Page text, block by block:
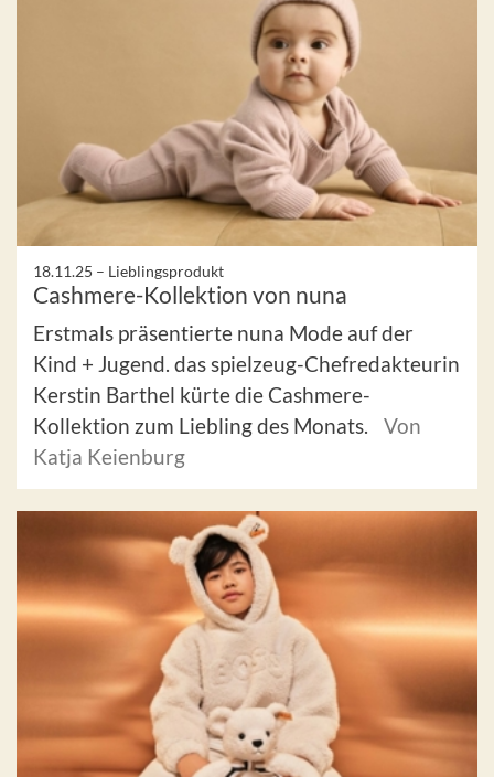
18.11.25 – Lieblingsprodukt
Cashmere-Kollektion von nuna
Erstmals präsentierte nuna Mode auf der
Kind + Jugend. das spielzeug-Chefredakteurin
Kerstin Barthel kürte die Cashmere-
Kollektion zum Liebling des Monats.
Von
Katja Keienburg